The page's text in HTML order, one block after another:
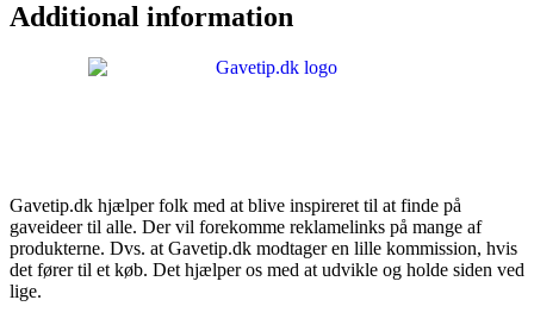
Additional information
Gavetip.dk hjælper folk med at blive inspireret til at finde på
gaveideer til alle. Der vil forekomme reklamelinks på mange af
produkterne. Dvs. at Gavetip.dk modtager en lille kommission, hvis
det fører til et køb. Det hjælper os med at udvikle og holde siden ved
lige.